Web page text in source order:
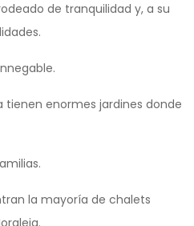
de tranquilidad y, a su
tienen enormes jardines donde
la mayoría de chalets